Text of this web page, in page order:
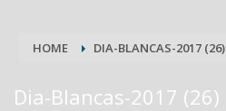
HOME DIA-BLANCAS-2017 (26)
Dia-Blancas-2017 (26)